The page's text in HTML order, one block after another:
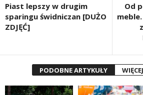
Piast lepszy w drugim
sparingu świdniczan [DUŻO
ZDJĘĆ]
Od
PODOBNE ARTYKUŁY